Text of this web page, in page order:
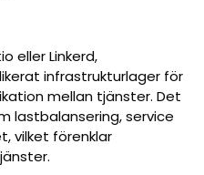
eller Linkerd,
infrastrukturlager för
mellan tjänster. Det
lastbalansering, service
vilket förenklar